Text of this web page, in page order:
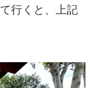
行くと、上記